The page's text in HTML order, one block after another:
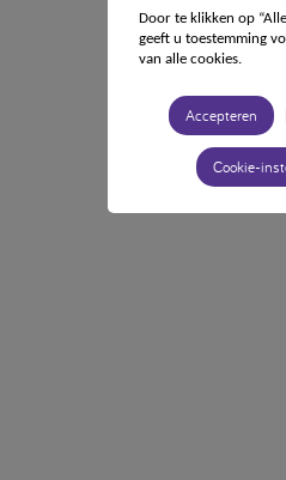
Door te klikken op
geeft u toestemming
van alle cookies.
Accepteren
Cookie-